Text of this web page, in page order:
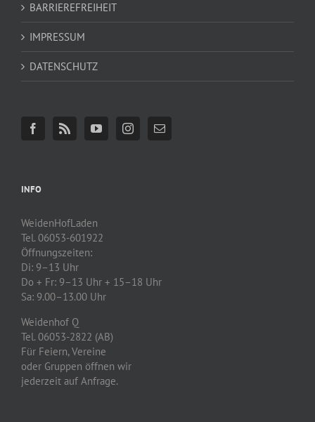
BARRIEREFREIHEIT
IMPRESSUM
DATENSCHUTZ
INFO
WeidenHofLaden
Tel. 06053-601922
Öffnungszeiten:
Di: 9–13 Uhr
Do + Fr: 9–13 Uhr + 15–18 Uhr
Sa: 9.00–13.00 Uhr
Weidenhof Q
Tel. 06053-2822 (AB)
Für Feiern, Vereine
oder Gruppen öffnen wir
jederzeit auf Anfrage.